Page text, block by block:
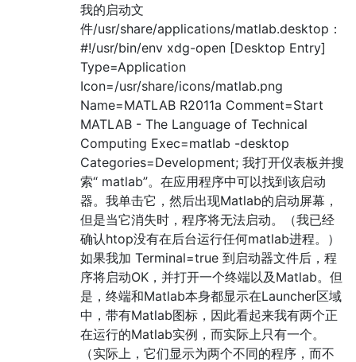
我的启动文
件/usr/share/applications/matlab.desktop：
#!/usr/bin/env xdg-open [Desktop Entry]
Type=Application
Icon=/usr/share/icons/matlab.png
Name=MATLAB R2011a Comment=Start
MATLAB - The Language of Technical
Computing Exec=matlab -desktop
Categories=Development; 我打开仪表板并搜
索“ matlab”。在应用程序中可以找到该启动
器。我单击它，然后出现Matlab的启动屏幕，
但是当它消失时，程序将无法启动。（我已经
确认htop没有在后台运行任何matlab进程。）
如果我加 Terminal=true 到启动器文件后，程
序将启动OK，并打开一个终端以及Matlab。但
是，终端和Matlab本身都显示在Launcher区域
中，带有Matlab图标，因此看起来我有两个正
在运行的Matlab实例，而实际上只有一个。
（实际上，它们显示为两个不同的程序，而不